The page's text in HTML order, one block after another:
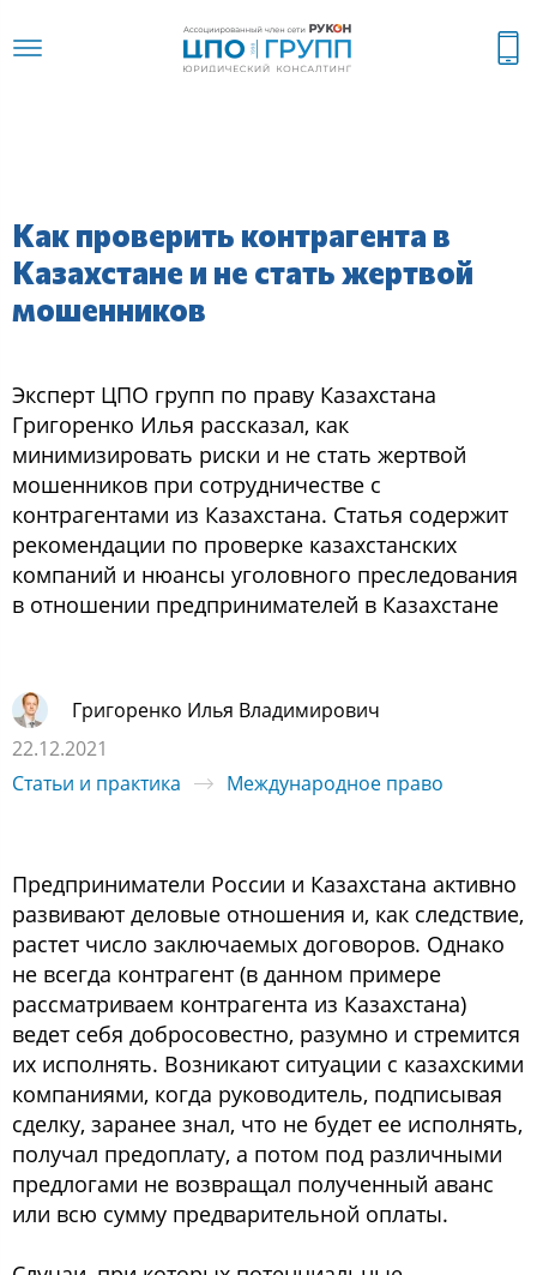
Как проверить контрагента в
Казахстане и не стать жертвой
мошенников
Эксперт ЦПО групп по праву Казахстана
Григоренко Илья рассказал, как
минимизировать риски и не стать жертвой
мошенников при сотрудничестве с
контрагентами из Казахстана. Статья содержит
рекомендации по проверке казахстанских
компаний и нюансы уголовного преследования
в отношении предпринимателей в Казахстане
Григоренко Илья Владимирович
22.12.2021
Статьи и практика
Международное право
Предприниматели России и Казахстана активно
развивают деловые отношения и, как следствие,
растет число заключаемых договоров. Однако
не всегда контрагент (в данном примере
рассматриваем контрагента из Казахстана)
ведет себя добросовестно, разумно и стремится
их исполнять. Возникают ситуации с казахскими
компаниями, когда руководитель, подписывая
сделку, заранее знал, что не будет ее исполнять,
получал предоплату, а потом под различными
предлогами не возвращал полученный аванс
или всю сумму предварительной оплаты.